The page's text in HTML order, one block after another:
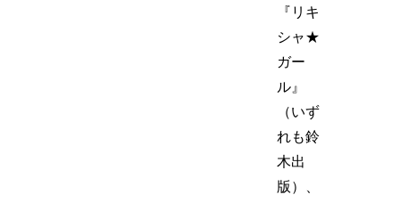
『リキ
シャ★
ガー
ル』
（いず
れも鈴
木出
版）、